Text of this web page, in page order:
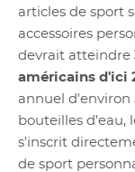
articles de sport
accessoires
devrait atteindre
américains d'ici
annuel d'environ
bouteilles d'eau,
s'inscrit
de sport